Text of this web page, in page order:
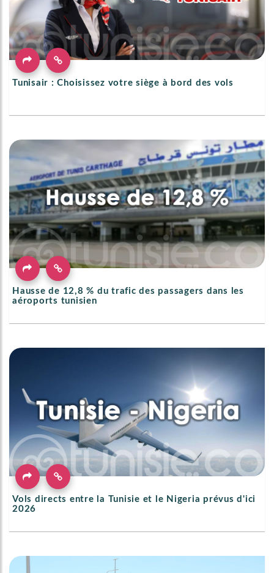
Tunisair : Choisissez votre siège à bord des vols
Hausse de 12,8 % du trafic des passagers dans les
aéroports tunisien
Vols directs entre la Tunisie et le Nigeria prévus d'ici
2026